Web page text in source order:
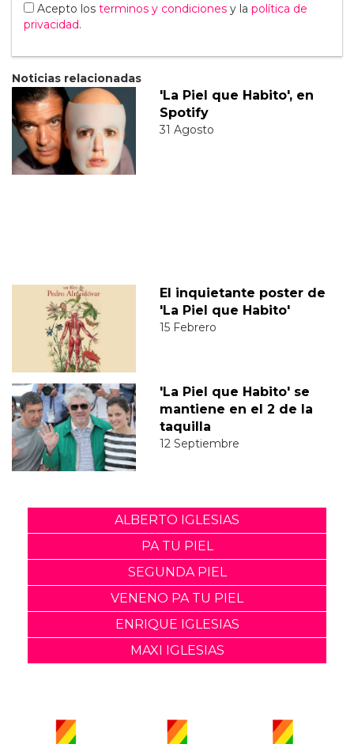
Acepto los terminos y condiciones y la política de
privacidad.
Noticias relacionadas
'La Piel que Habito', en
Spotify
31 Agosto
El inquietante poster de
'La Piel que Habito'
15 Febrero
'La Piel que Habito' se
mantiene en el 2 de la
taquilla
12 Septiembre
ALBERTO IGLESIAS
PA TU PIEL
SEGUNDA PIEL
VENENO PA TU PIEL
ENRIQUE IGLESIAS
MAXI IGLESIAS